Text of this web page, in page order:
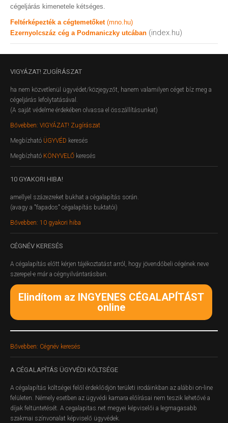
cégeljárás kimenetele kétséges.
Feltérképezték a cégtemetőket (mno.hu)
Ezernyolcszáz cég a Podmaniczky utcában (index.hu)
VIGYÁZAT! ZUGÍRÁSZAT
ha nem közvetlenül ügyvédet/közjegyzőt, hanem valamilyen céget bíz meg a
cégeljárás lefolytatásával.
(A saját védelme érdekében olvassa el összállításunkat)
Bővebben: VIGYÁZAT! Zugírászat
Megbízható ÜGYVÉD keresés
Megbízható KÖNYVELŐ keresés
10 GYAKORI HIBA!
amellyel százezreket bukhat a cégalapítás során.
(avagy a "fapados" cégalapítás buktatói)
Bővebben: 10 gyakori hiba
CÉGNÉV KERESÉS
A cégalapítás előtt kérjen tájékoztatást arról, hogy jövendőbeli cégének neve
szerepel-e már a cégnyilvántarásban.
Elindítom az INGYENES CÉGALAPÍTÁST
online
Bővebben: Cégnév keresés
A CÉGALAPÍTÁS ÜGYVÉDI KÖLTSÉGE
A cégalapítás költségei felől érdeklődjön területi irodáinkban az alábbi on-line
felületen. Némely esetben az ügyvédi kamara előírásai nem teszik lehetővé a
díjak feltüntetését. A cegalapitas.net megyei képviselői a legmagasabb
szakmai színvonalat képviselő ügyvédek.